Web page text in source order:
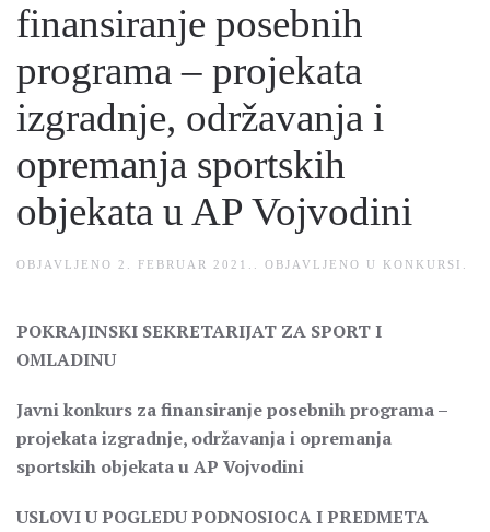
finansiranje posebnih
programa – projekata
izgradnje, održavanja i
opremanja sportskih
objekata u AP Vojvodini
OBJAVLJENO 2. FEBRUAR 2021. . OBJAVLJENO U KONKURSI
POKRAJINSKI SEKRETARIJAT ZA SPORT I
OMLADINU
Javni konkurs za finansiranje posebnih programa –
projekata izgradnje, održavanja i opremanja
sportskih objekata u AP Vojvodini
USLOVI U POGLEDU PODNOSIOCA I PREDMETA